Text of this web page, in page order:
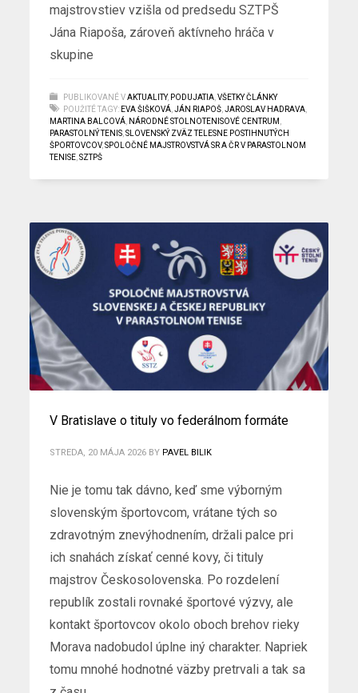
majstrovstiev vzišla od predsedu SZTPŠ
Jána Riapoša, zároveň aktívneho hráča v
skupine
PUBLIKOVANÉ V AKTUALITY, PODUJATIA ,VŠETKY ČLÁNKY
POUŽITÉ TAGY: EVA ŠIŠKOVÁ ,JÁN RIAPOŠ ,JAROSLAV HADRAVA
MARTINA BALCOVÁ NÁRODNÉ STOLNOTENISOVÉ CENTRUM
PARASTOLNÝ TENIS ,SLOVENSKÝ ZVÄZ TELESNE POSTIHNUTÝCH
ŠPORTOVCOV,SPOLOČNÉ MAJSTROVSTVÁ SR A ČR V PARASTOLNOM
TENISE ,SZTPŠ
V Bratislave o tituly vo federálnom formáte
STREDA, 20 MÁJA 2026 BY PAVEL BILIK
Nie je tomu tak dávno, keď sme výborným
slovenským športovcom, vrátane tých so
zdravotným znevýhodnením, držali palce pri
ich snahách získať cenné kovy, či tituly
majstrov Českosolovenska. Po rozdelení
republík zostali rovnaké športové výzvy, ale
kontakt športovcov okolo oboch brehov rieky
Morava nadobudol úplne iný charakter. Napriek
tomu mnohé hodnotné väzby pretrvali a tak sa